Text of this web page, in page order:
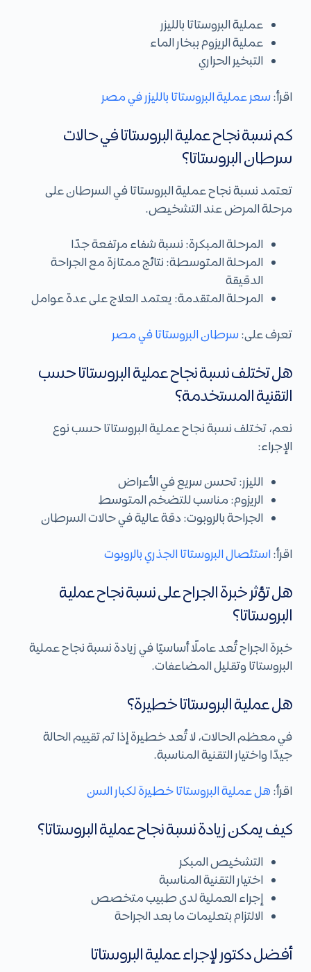
عملية البروستاتا بالليزر
عملية الريزوم ببخار الماء
التبخير الحراري
اقرأ:سعر عملية البروستاتا بالليزر في مصر
كم نسبة نجاح عملية البروستاتا في حالات
سرطان البروستاتا؟
تعتمد نسبة نجاح عملية البروستاتا في السرطان على
مرحلة المرض عند التشخيص.
المرحلة المبكرة: نسبة شفاء مرتفعة جدًا
المرحلة المتوسطة: نتائج ممتازة مع الجراحة
الدقيقة
المرحلة المتقدمة: يعتمد العلاج على عدة عوامل
تعرف على:سرطان البروستاتا في مصر
هل تختلف نسبة نجاح عملية البروستاتا حسب
التقنية المستخدمة؟
نعم، تختلف نسبة نجاح عملية البروستاتا حسب نوع
الإجراء:
الليزر: تحسن سريع في الأعراض
الريزوم: مناسب للتضخم المتوسط
الجراحة بالروبوت: دقة عالية في حالات السرطان
اقرأ:استئصال البروستاتا الجذري بالروبوت
هل تؤثر خبرة الجراح على نسبة نجاح عملية
البروستاتا؟
خبرة الجراح تُعد عاملًا أساسيًا في زيادة نسبة نجاح عملية
البروستاتا وتقليل المضاعفات.
هل عملية البروستاتا خطيرة؟
في معظم الحالات، لا تُعد خطيرة إذا تم تقييم الحالة
جيدًا واختيار التقنية المناسبة.
اقرأ:هل عملية البروستاتا خطيرة لكبار السن
كيف يمكن زيادة نسبة نجاح عملية البروستاتا؟
التشخيص المبكر
اختيار التقنية المناسبة
إجراء العملية لدى طبيب متخصص
الالتزام بتعليمات ما بعد الجراحة
أفضل دكتور لإجراء عملية البروستاتا